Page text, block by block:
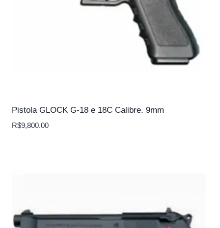
Pistola GLOCK G-18 e 18C Calibre. 9mm
R$9,800.00